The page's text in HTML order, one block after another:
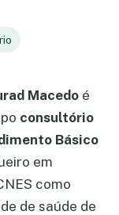
Macedo é
consultório
Básico
em
como
de saúde de